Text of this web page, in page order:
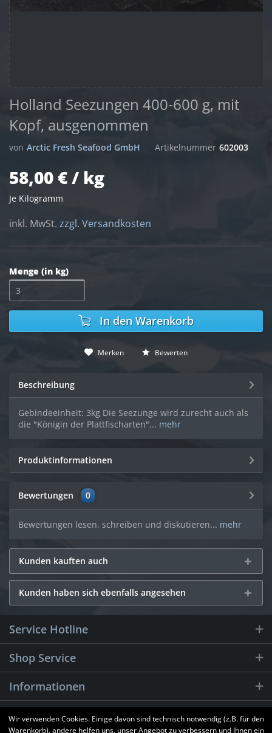
Holland Seezungen 400-600 g, mit
Kopf, ausgenommen
von Arctic Fresh Seafood GmbH Artikelnummer 602003
58,00 € / kg
Je Kilogramm
inkl. MwSt. zzgl. Versandkosten
Menge (in kg)
In den Warenkorb
Merken Bewerten
Beschreibung
Gebindeeinheit: 3kg Die Seezunge wird zurecht auch als
die "Königin der Plattfischarten"... mehr
Produktinformationen
Bewertungen 0
Bewertungen lesen, schreiben und diskutieren... mehr
Kunden kauften auch
Kunden haben sich ebenfalls angesehen
Service Hotline
Shop Service
Informationen
Newsletter
Wir verwenden Cookies. Einige davon sind technisch notwendig (z.B. für den
Warenkorb), andere helfen uns, unser Angebot zu verbessern und Ihnen ein